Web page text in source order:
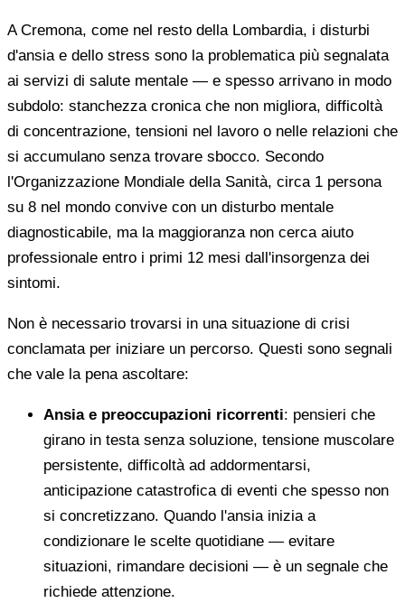
A Cremona, come nel resto della Lombardia, i disturbi
d'ansia e dello stress sono la problematica più segnalata
ai servizi di salute mentale — e spesso arrivano in modo
subdolo: stanchezza cronica che non migliora, difficoltà
di concentrazione, tensioni nel lavoro o nelle relazioni che
si accumulano senza trovare sbocco. Secondo
l'Organizzazione Mondiale della Sanità, circa 1 persona
su 8 nel mondo convive con un disturbo mentale
diagnosticabile, ma la maggioranza non cerca aiuto
professionale entro i primi 12 mesi dall'insorgenza dei
sintomi.
Non è necessario trovarsi in una situazione di crisi
conclamata per iniziare un percorso. Questi sono segnali
che vale la pena ascoltare:
Ansia e preoccupazioni ricorrenti: pensieri che
girano in testa senza soluzione, tensione muscolare
persistente, difficoltà ad addormentarsi,
anticipazione catastrofica di eventi che spesso non
si concretizzano. Quando l'ansia inizia a
condizionare le scelte quotidiane — evitare
situazioni, rimandare decisioni — è un segnale che
richiede attenzione.